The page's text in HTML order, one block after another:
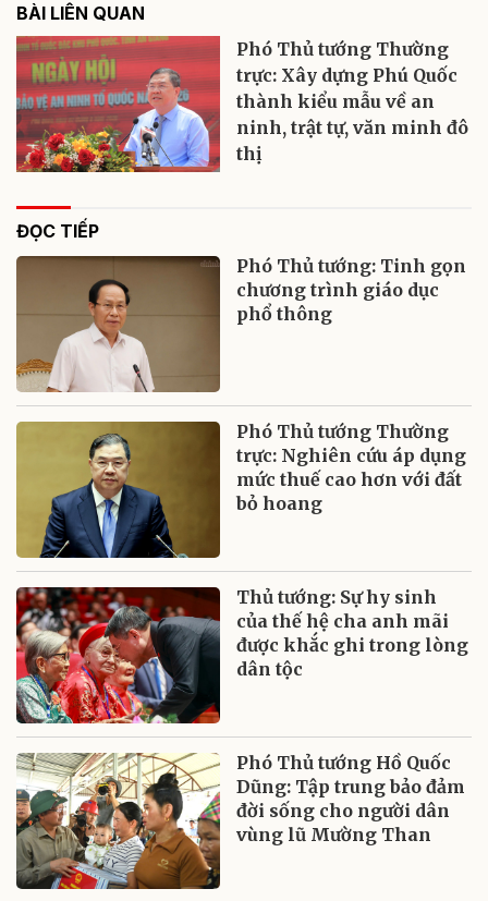
BÀI LIÊN QUAN
Phó Thủ tướng Thường
trực: Xây dựng Phú Quốc
thành kiểu mẫu về an
ninh, trật tự, văn minh đô
thị
ĐỌC TIẾP
Phó Thủ tướng: Tinh gọn
chương trình giáo dục
phổ thông
Phó Thủ tướng Thường
trực: Nghiên cứu áp dụng
mức thuế cao hơn với đất
bỏ hoang
Thủ tướng: Sự hy sinh
của thế hệ cha anh mãi
được khắc ghi trong lòng
dân tộc
Phó Thủ tướng Hồ Quốc
Dũng: Tập trung bảo đảm
đời sống cho người dân
vùng lũ Mường Than